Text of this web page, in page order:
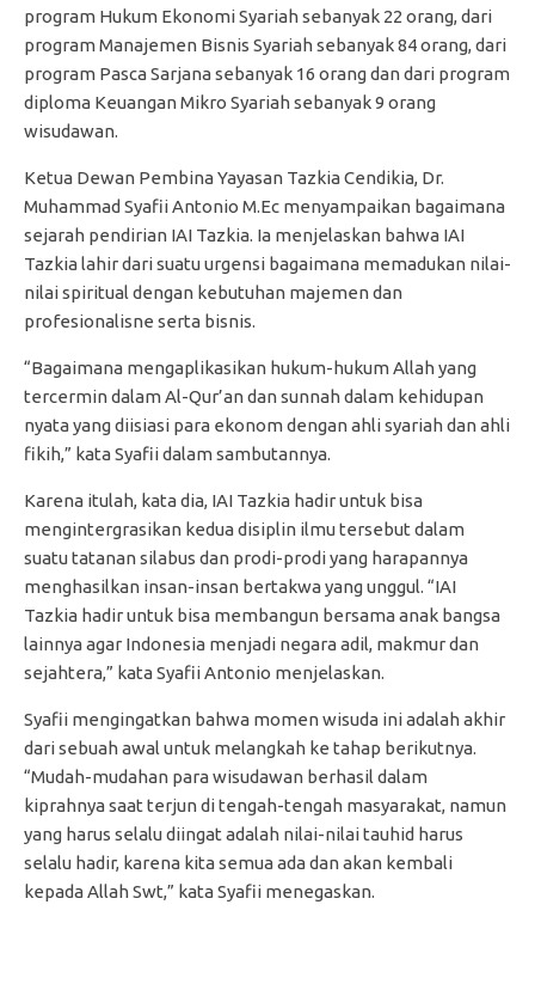
program Hukum Ekonomi Syariah sebanyak 22 orang, dari
program Manajemen Bisnis Syariah sebanyak 84 orang, dari
program Pasca Sarjana sebanyak 16 orang dan dari program
diploma Keuangan Mikro Syariah sebanyak 9 orang
wisudawan.
Ketua Dewan Pembina Yayasan Tazkia Cendikia, Dr.
Muhammad Syafii Antonio M.Ec menyampaikan bagaimana
sejarah pendirian IAI Tazkia. Ia menjelaskan bahwa IAI
Tazkia lahir dari suatu urgensi bagaimana memadukan nilai-
nilai spiritual dengan kebutuhan majemen dan
profesionalisne serta bisnis.
“Bagaimana mengaplikasikan hukum-hukum Allah yang
tercermin dalam Al-Qur’an dan sunnah dalam kehidupan
nyata yang diisiasi para ekonom dengan ahli syariah dan ahli
fikih,” kata Syafii dalam sambutannya.
Karena itulah, kata dia, IAI Tazkia hadir untuk bisa
mengintergrasikan kedua disiplin ilmu tersebut dalam
suatu tatanan silabus dan prodi-prodi yang harapannya
menghasilkan insan-insan bertakwa yang unggul. “IAI
Tazkia hadir untuk bisa membangun bersama anak bangsa
lainnya agar Indonesia menjadi negara adil, makmur dan
sejahtera,” kata Syafii Antonio menjelaskan.
Syafii mengingatkan bahwa momen wisuda ini adalah akhir
dari sebuah awal untuk melangkah ke tahap berikutnya.
“Mudah-mudahan para wisudawan berhasil dalam
kiprahnya saat terjun di tengah-tengah masyarakat, namun
yang harus selalu diingat adalah nilai-nilai tauhid harus
selalu hadir, karena kita semua ada dan akan kembali
kepada Allah Swt,” kata Syafii menegaskan.